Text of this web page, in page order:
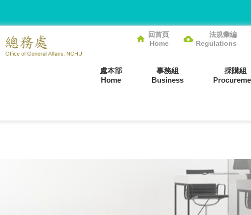
回首頁
Home
法規彙編
Regulations
處本部
Home
事務組
Business
採購組